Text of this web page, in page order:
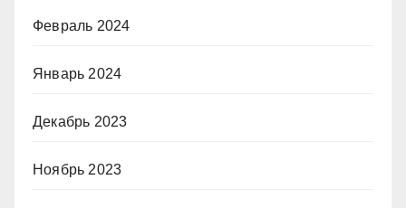
Февраль 2024
Январь 2024
Декабрь 2023
Ноябрь 2023